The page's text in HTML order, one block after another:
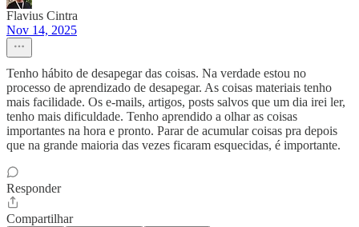
Flavius Cintra
Nov 14, 2025
Tenho hábito de desapegar das coisas. Na verdade estou no
processo de aprendizado de desapegar. As coisas materiais tenho
mais facilidade. Os e-mails, artigos, posts salvos que um dia irei ler,
tenho mais dificuldade. Tenho aprendido a olhar as coisas
importantes na hora e pronto. Parar de acumular coisas pra depois
que na grande maioria das vezes ficaram esquecidas, é importante.
Responder
Compartilhar